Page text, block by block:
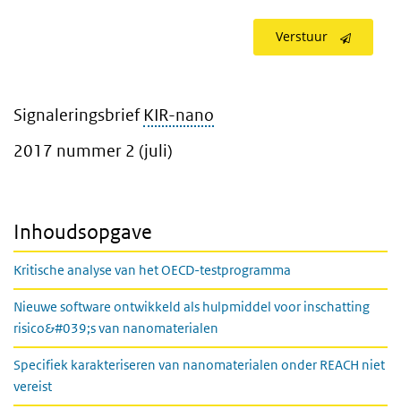
Verstuur
Signaleringsbrief KIR-nano
2017 nummer 2 (juli)
Inhoudsopgave
Kritische analyse van het OECD-testprogramma
Nieuwe software ontwikkeld als hulpmiddel voor inschatting
risico&#039;s van nanomaterialen
Specifiek karakteriseren van nanomaterialen onder REACH niet
vereist